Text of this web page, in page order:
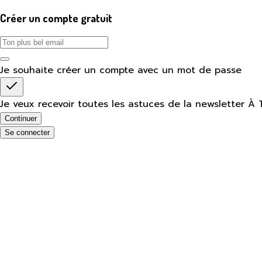
Créer un compte gratuit
Je souhaite créer un compte avec un mot de passe
Je veux recevoir toutes les astuces de la newsletter À
Continuer
Se connecter